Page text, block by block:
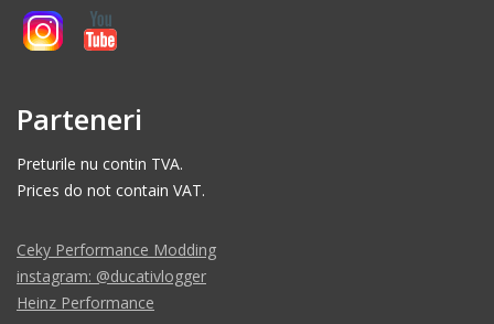
Parteneri
Preturile nu contin TVA.
Prices do not contain VAT.
Ceky Performance Modding
instagram: @ducativlogger
Heinz Performance